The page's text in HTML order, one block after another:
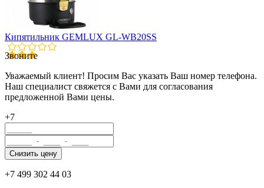
Кипятильник GEMLUX GL-WB20SS
Звоните
Уважаемый клиент! Просим Вас указать Ваш номер телефона.
Наш специалист свяжется с Вами для согласования
предложенной Вами цены.
+7
+7 499 302 44 03